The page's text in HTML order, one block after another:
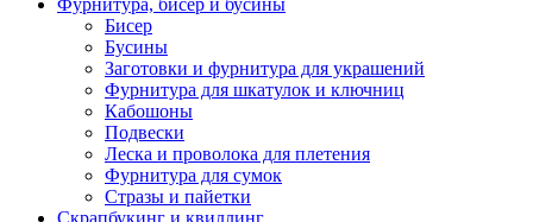
Бисер
Бусины
Заготовки и фурнитура для украшений
Фурнитура для шкатулок и ключниц
Кабошоны
Подвески
Леска и проволока для плетения
Фурнитура для сумок
Стразы и пайетки
Скрапбукинг и квиллинг